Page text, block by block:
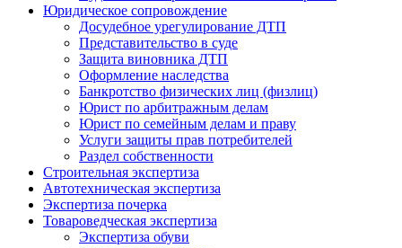
Юридическое сопровождение
Досудебное урегулирование ДТП
Представительство в суде
Защита виновника ДТП
Оформление наследства
Банкротство физических лиц (физлиц)
Юрист по арбитражным делам
Юрист по семейным делам и праву
Услуги защиты прав потребителей
Раздел собственности
Строительная экспертиза
Автотехническая экспертиза
Экспертиза почерка
Товароведческая экспертиза
Экспертиза обуви